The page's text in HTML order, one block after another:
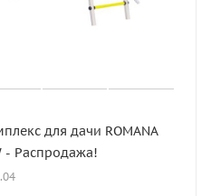
для дачи ROMANA
- Распродажа!